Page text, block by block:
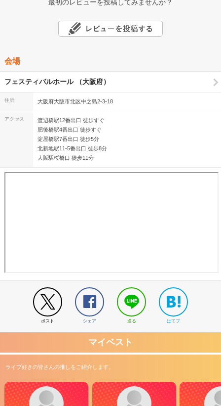
最初のレビューを投稿してみませんか？
会場
フェスティバルホール （大阪府）
住所 大阪府大阪市北区中之島2-3-18
アクセス
渡辺橋駅12番出口 徒歩すぐ
肥後橋駅4番出口 徒歩すぐ
淀屋橋駅7番出口 徒歩5分
北新地駅11-5番出口 徒歩8分
大阪駅桜橋口 徒歩11分
ポスト シェア 送る はてブ
マイベスト
ライブ好きの皆さんの推しをご紹介します。